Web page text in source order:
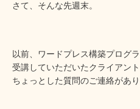
さて、そんな先週末。
以前、ワードプレス構築プログ
受講していただいたクライアント
ちょっとした質問のご連絡があり